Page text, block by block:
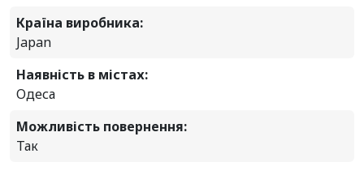
Країна виробника:
Japan
Наявність в містах:
Одеса
Можливість повернення:
Так